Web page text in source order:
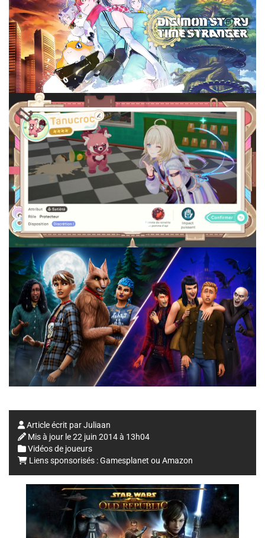
Article écrit parJuliaan
Mis à jour le22 juin 2014 à 13h04
Vidéos de joueurs
Liens sponsorisés :Gamesplanet ou Amazon